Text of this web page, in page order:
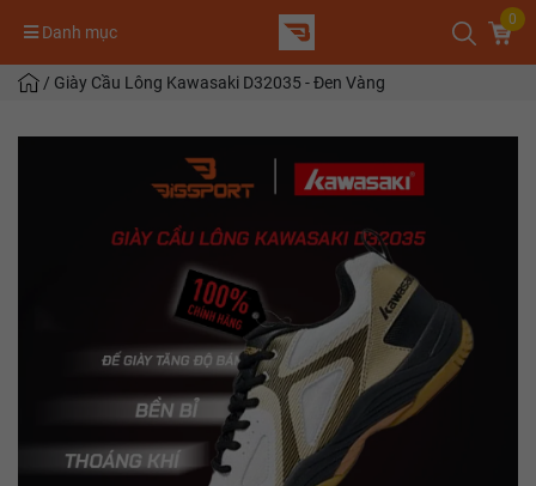
Danh mục
0
/ Giày Cầu Lông Kawasaki D32035 - Đen Vàng